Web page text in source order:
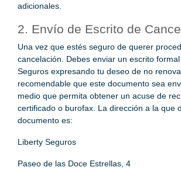
adicionales.
2. Envío de Escrito de
Una vez que estés seguro de querer
cancelación. Debes enviar un escrito
Seguros expresando tu deseo de no
recomendable que este documento sea
medio que permita obtener un acuse de
certificado o burofax. La dirección a la que
documento es:
Liberty Seguros
Paseo de las Doce Estrellas, 4